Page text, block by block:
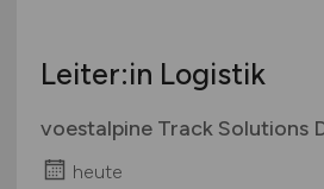
Leiter:in Logistik
voestalpine Track Solutions
heute